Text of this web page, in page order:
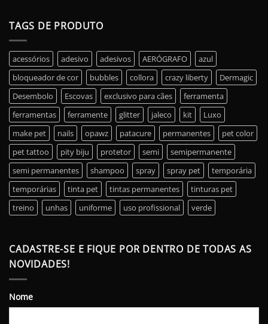
TAGS DE PRODUTO
acessórios adesivo adesivos AERÓGRAFO
azul
bloqueador de cor
bubbles collora crazy liberty
Dermagic
Desembolo
Escovas exclusivo para cães
ferramenta
ferramentas
ferramente glitter jaleco kit
Luxo
make pet
nails opawz patacure permanentes
pet color
pet tattoo
pity biju protetor semi
semipermanente
semi permanentes
shampoo spray spray pet
temporária
temporárias
tinta pet tintas permanentes
tinturas pet
treino
unhas uniforme uso profissional verde
CADASTRE-SE E FIQUE POR DENTRO DE TODAS AS
NOVIDADES!
Nome